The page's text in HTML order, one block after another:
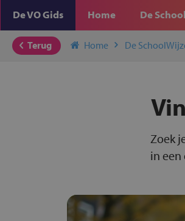
De VO Gids Home De
Terug Home De
Zoek
in